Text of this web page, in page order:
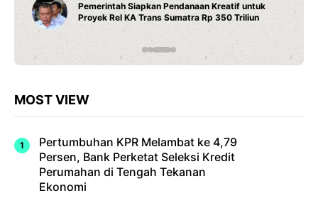
Pemerintah Siapkan Pendanaan Kreatif untuk
Proyek Rel KA Trans Sumatra Rp 350 Triliun
MOST VIEW
Pertumbuhan KPR Melambat ke 4,79
Persen, Bank Perketat Seleksi Kredit
Perumahan di Tengah Tekanan
Ekonomi